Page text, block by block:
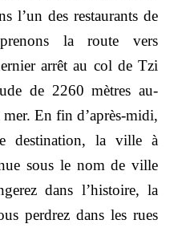
l’un des restaurants de
la route vers
arrêt au col de Tzi
de 2260 mètres au-
En fin d’après-midi,
destination, la ville à
sous le nom de ville
dans l’histoire, la
perdrez dans les rues